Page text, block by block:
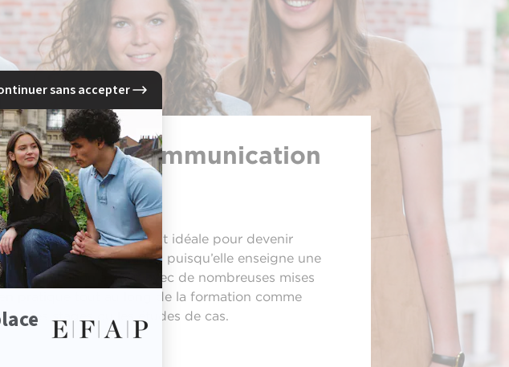
de communication
une vison à 360°
formation de l’EFAP est idéale pour devenir
de communication puisqu’elle enseigne une
à 360° avec de nombreuses mises
en pratique tout au long de la formation comme
les stages ou les études de cas.